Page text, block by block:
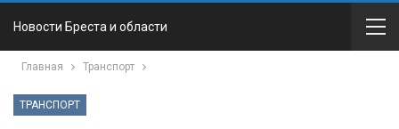
Новости Бреста и области
Главная Транспорт
ТРАНСПОРТ